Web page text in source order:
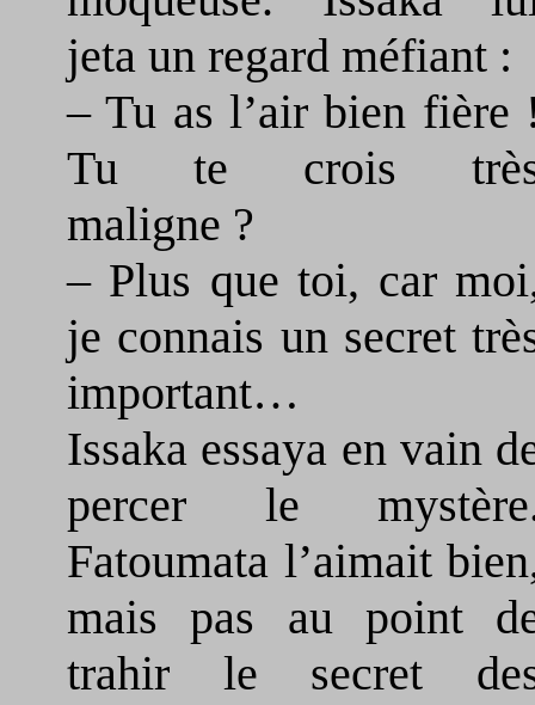
jeta un regard méfiant :
– Tu as l’air bien fière
Tu te crois
maligne ?
– Plus que toi, car
je connais un secret
important…
Issaka essaya en vain
percer le
Fatoumata l’aimait
mais pas au point
trahir le secret